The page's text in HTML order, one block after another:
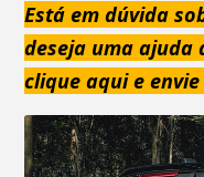
Está em dúvida
deseja uma ajuda
clique aqui e